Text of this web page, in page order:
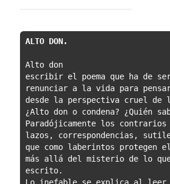
ALTO DON.
Alto don
escribir el poema que ha de
renunciar a la vida para
desde la perspectiva cruel de
¿Alto don o condena? ¿Quién
Paradójicamente los contrarios
lazos, correspondencias,
que como laberintos protegen
más allá del misterio de lo
escrito.